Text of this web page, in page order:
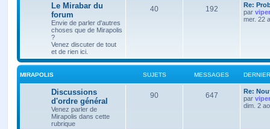
Le Mirabar du
forum
Envie de parler d'autres
choses que de Mirapolis
?
Venez discuter de tout
et de rien ici.
40 192
Re:
par
mer. 22
MIRAPOLIS SUJETS MESSAGES
Discussions
d'ordre général
Venez parler de
Mirapolis dans cette
rubrique
90 647
Re:
par
dim. 2